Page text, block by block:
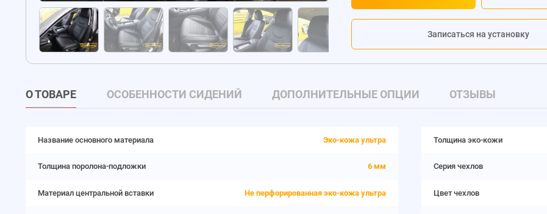
Записаться на установку
О ТОВАРЕ ОСОБЕННОСТИ СИДЕНИЙ ДОПОЛНИТЕЛЬНЫЕ ОПЦИИ ОТЗЫВЫ
Название основного материала Эко-кожа ультра Толщина эко-кожи
Толщина поролона-подложки 6 мм Серия чехлов
Материал центральной вставки Не перфорированная эко-кожа ультра Цвет чехлов